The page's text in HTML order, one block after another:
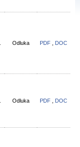
Odluka PDF DOC
Odluka PDF DOC